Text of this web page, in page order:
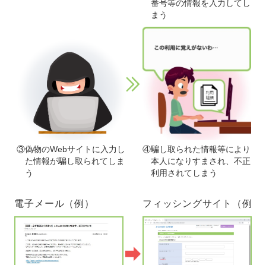
番号等の情報を入力してし
まう
③偽物のWebサイトに入力し
た情報が騙し取られてしま
う
④騙し取られた情報等により
本人になりすまされ、不正
利用されてしまう
電子メール（例） フィッシングサイト（例）